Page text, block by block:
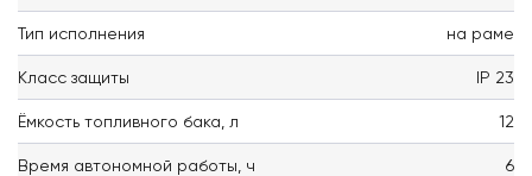
Тип исполнения на раме
Класс защиты IP 23
Ёмкость топливного бака, л 12
Время автономной работы, ч 6